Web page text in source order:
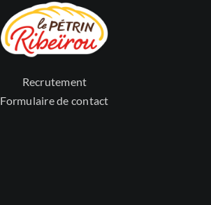
Recrutement
Formulaire de contact